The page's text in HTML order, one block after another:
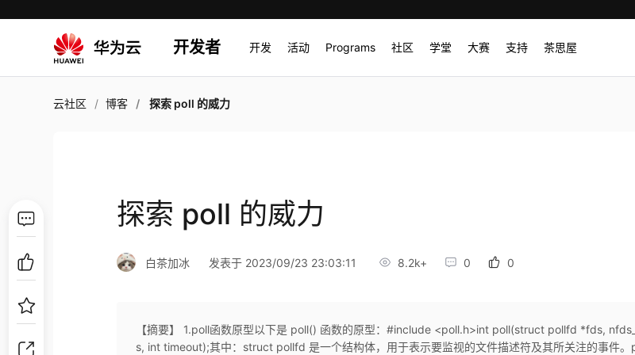
开发者 开发 活动 Programs 社区 学堂 大赛 支持 茶思屋
云社区 博客 探索 poll 的威力
探索 poll 的威力
白茶加冰 发表于 2023/09/23 23:03:11 8.2k+ 0 0
【摘要】 1.poll函数原型以下是 poll() 函数的原型：#include <poll.h>int poll(struct pollfd *fds,
s, int timeout);其中：struct pollfd 是一个结构体，用于表示要监视的文件描述符及其所关注的事件。